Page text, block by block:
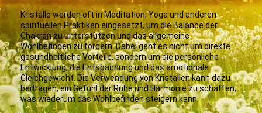
Kristalle werden oft in Meditation, Yoga und anderen
spirituellen Praktiken eingesetzt, um die Balance der
Chakren zu unterstützen und das allgemeine
Wohlbefinden zu fördern. Dabei geht es nicht um direkte
gesundheitliche Vorteile, sondern um die persönliche
Entwicklung, die Entspannung und das emotionale
Gleichgewicht. Die Verwendung von Kristallen kann dazu
beitragen, ein Gefühl der Ruhe und Harmonie zu schaffen,
was wiederum das Wohlbefinden steigern kann.